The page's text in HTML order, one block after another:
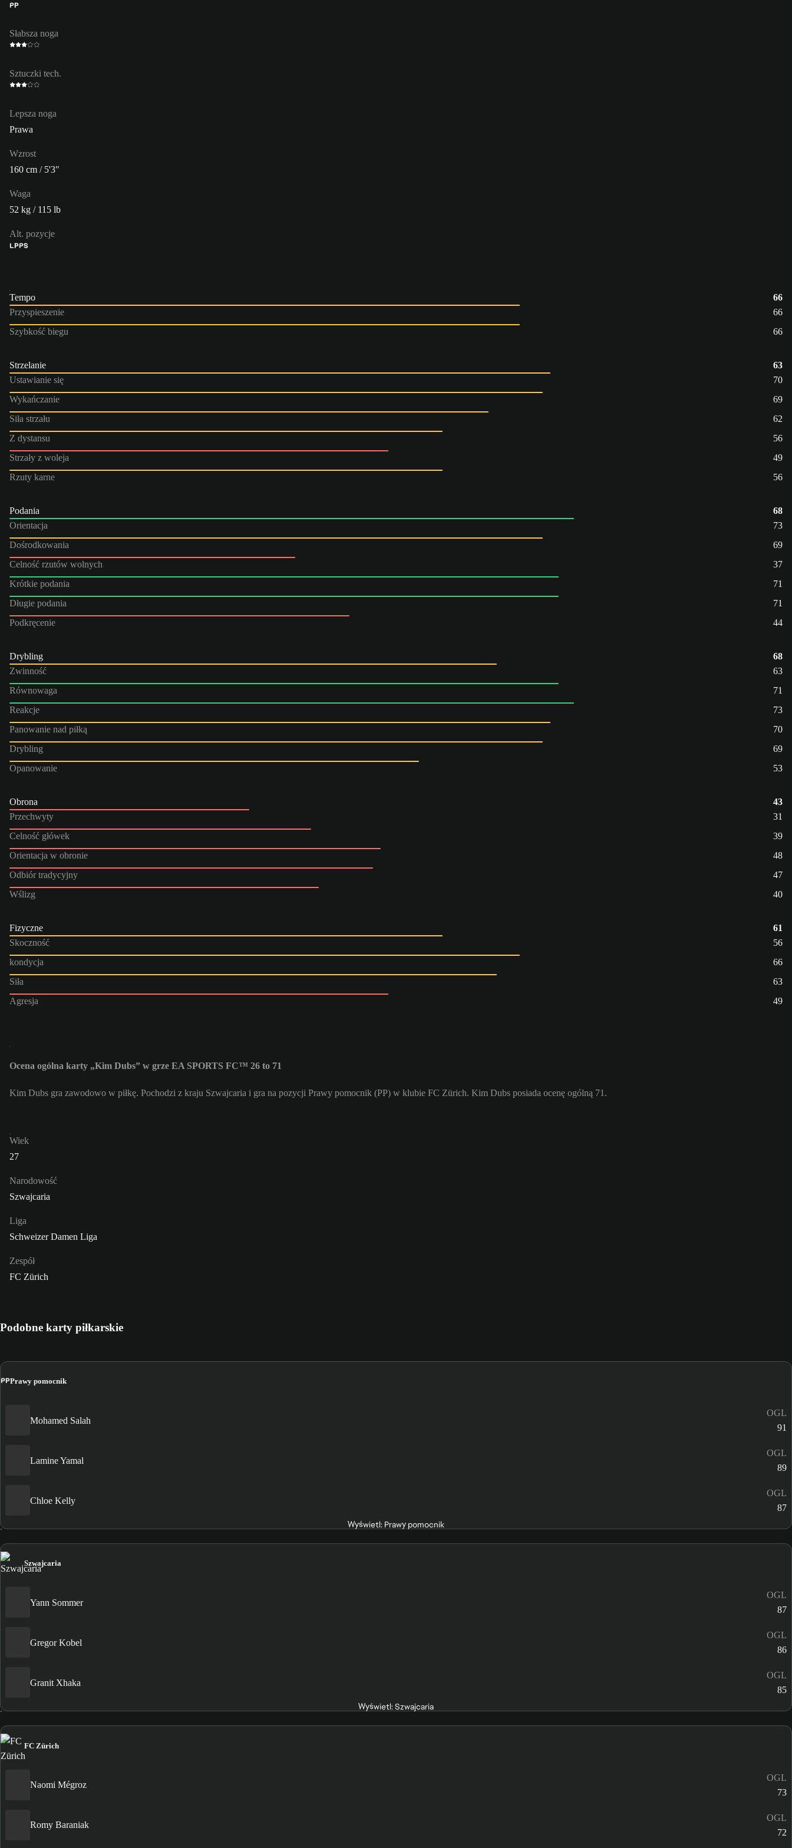
PP
Słabsza noga
Sztuczki tech.
Lepsza noga
Prawa
Wzrost
160 cm / 5'3"
Waga
52 kg / 115 lb
Alt. pozycje
LPPS
Tempo
66
Przyspieszenie
66
Szybkość biegu
66
Strzelanie
63
Ustawianie się
70
Wykańczanie
69
Siła strzału
62
Z dystansu
56
Strzały z woleja
49
Rzuty karne
56
Podania
68
Orientacja
73
Dośrodkowania
69
Celność rzutów wolnych
37
Krótkie podania
71
Długie podania
71
Podkręcenie
44
Drybling
68
Zwinność
63
Równowaga
71
Reakcje
73
Panowanie nad piłką
70
Drybling
69
Opanowanie
53
Obrona
43
Przechwyty
31
Celność główek
39
Orientacja w obronie
48
Odbiór tradycyjny
47
Wślizg
40
Fizyczne
61
Skoczność
56
kondycja
66
Siła
63
Agresja
49
Ocena ogólna karty „Kim Dubs” w grze EA SPORTS FC™ 26 to 71
Kim Dubs gra zawodowo w piłkę. Pochodzi z kraju Szwajcaria i gra na pozycji Prawy pomocnik (PP) w klubie FC Zürich. Kim Dubs posiada ocenę ogólną 71.
Wiek
27
Narodowość
Szwajcaria
Liga
Schweizer Damen Liga
Zespół
FC Zürich
Podobne karty piłkarskie
PPPrawy pomocnik
Mohamed Salah
OGL
91
Lamine Yamal
OGL
89
Chloe Kelly
OGL
87
Wyświetl: Prawy pomocnik
Szwajcaria
Yann Sommer
OGL
87
Gregor Kobel
OGL
86
Granit Xhaka
OGL
85
Wyświetl: Szwajcaria
FC Zürich
Naomi Mégroz
OGL
73
Romy Baraniak
OGL
72